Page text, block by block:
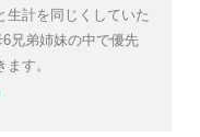
生計を同じくしていた
兄弟姉妹の中で優先
す。